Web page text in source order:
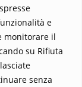
e
monitorare il
su Rifiuta
senza